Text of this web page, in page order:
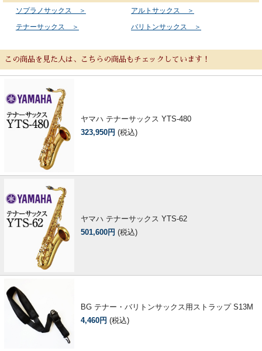
ソプラノサックス ＞
アルトサックス ＞
テナーサックス ＞
バリトンサックス ＞
この商品を見た人は、こちらの商品もチェックしています！
ヤマハ テナーサックス YTS-480
323,950円 (税込)
ヤマハ テナーサックス YTS-62
501,600円 (税込)
BG テナー・バリトンサックス用ストラップ S13M
4,460円 (税込)